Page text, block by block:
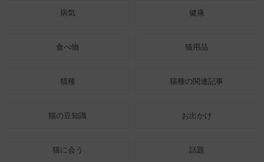
病気 健康
食べ物 猫用品
猫種 猫種の関連記事
猫の豆知識 お出かけ
猫に会う 話題